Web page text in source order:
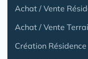
Achat / Vente
Achat / Vente
Création Résidence